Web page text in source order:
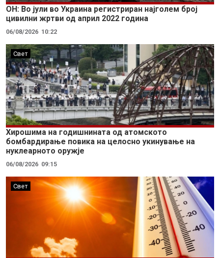
ОН: Во јули во Украина регистриран најголем број
цивилни жртви од април 2022 година
06/08/2026 10:22
Свет
Хирошима на годишнината од атомското
бомбардирање повика на целосно укинување на
нуклеарното оружје
06/08/2026 09:15
Свет